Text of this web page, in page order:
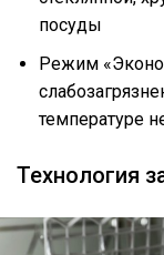
посуды
Режим
температуре
Технология